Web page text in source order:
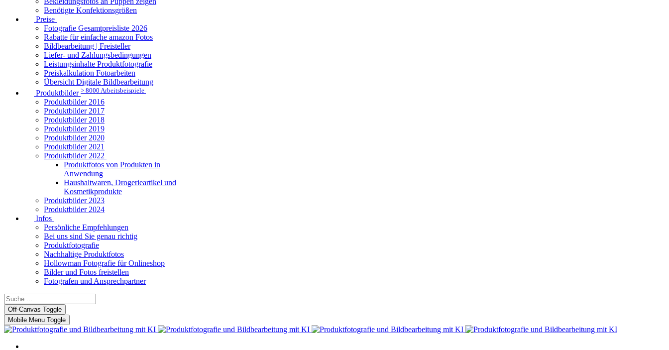
Benötigte Konfektionsgrößen
Preise
Fotografie Gesamtpreisliste 2026
Rabatte für einfache amazon Fotos
Bildbearbeitung | Freisteller
Liefer- und Zahlungsbedingungen
Leistungsinhalte Produktfotografie
Preiskalkulation Fotoarbeiten
Übersicht Digitale Bildbearbeitung
Produktbilder > 8000 Arbeitsbeispiele
Produktbilder 2016
Produktbilder 2017
Produktbilder 2018
Produktbilder 2019
Produktbilder 2020
Produktbilder 2021
Produktbilder 2022
Produktfotos von Produkten in
Anwendung
Haushaltwaren, Drogerieartikel und
Kosmetikprodukte
Produktbilder 2023
Produktbilder 2024
Infos
Persönliche Empfehlungen
Bei uns sind Sie genau richtig
Produktfotografie
Nachhaltige Produktfotos
Hollowman Fotografie für Onlineshop
Bilder und Fotos freistellen
Fotografen und Ansprechpartner
Off-Canvas Toggle
Mobile Menu Toggle